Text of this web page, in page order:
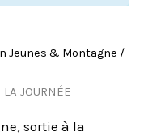
Jeunes & Montagne /
LA JOURNÉE
sortie à la